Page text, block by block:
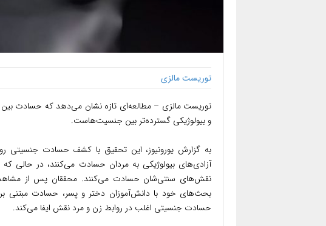
توریست مالزی
توریست مالزی – مطالعه‌ای تازه نشان می‌دهد که حسادت
و بیولوژیکی گسترده‌تر بین جنسیت‌هاست.
به گزارش یورونیوز، این تحقیق با کشف حسادت جنسیتی
آزادی‌های بیولوژیکی به مردان حسادت می‌کنند، در حالی
نقش‌های سنتی‌شان حسادت می‌کنند. محققان پس از
بحث‌های خود با دانش‌آموزان دختر و پسر، حسادت
حسادت جنسیتی اغلب در روابط زن و مرد نقش ایفا می‌کند.